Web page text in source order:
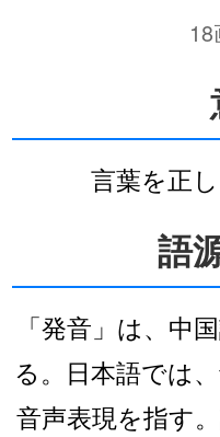
言葉を正
語
「発音」は、中
る。日本語では
音声表現を指す